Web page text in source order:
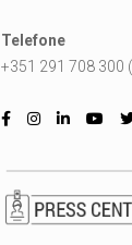
Telefone
+351 291 708 300